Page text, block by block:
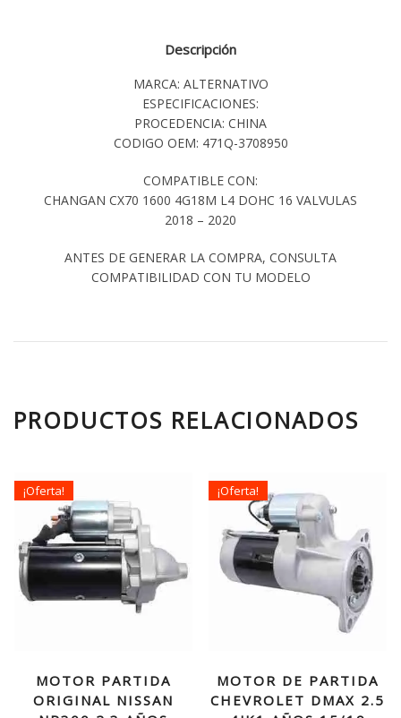
Descripción
MARCA: ALTERNATIVO
ESPECIFICACIONES:
PROCEDENCIA: CHINA
CODIGO OEM: 471Q-3708950
COMPATIBLE CON:
CHANGAN CX70 1600 4G18M L4 DOHC 16 VALVULAS
2018 – 2020
ANTES DE GENERAR LA COMPRA, CONSULTA
COMPATIBILIDAD CON TU MODELO
PRODUCTOS RELACIONADOS
¡Oferta!
MOTOR PARTIDA
ORIGINAL NISSAN
¡Oferta!
MOTOR DE PARTIDA
CHEVROLET DMAX 2.5